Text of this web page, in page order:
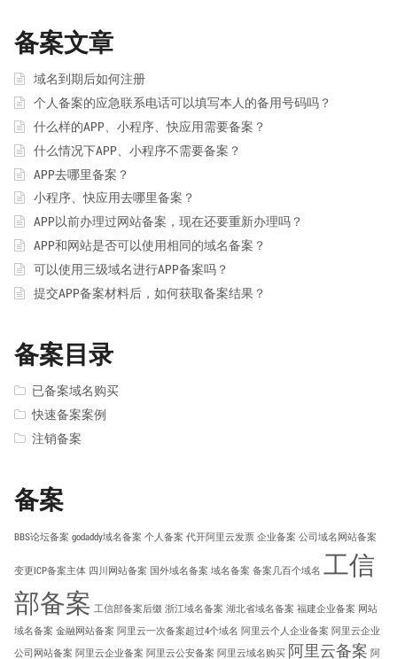
备案文章
域名到期后如何注册
个人备案的应急联系电话可以填写本人的备用号码吗？
什么样的APP、小程序、快应用需要备案？
什么情况下APP、小程序不需要备案？
APP去哪里备案？
小程序、快应用去哪里备案？
APP以前办理过网站备案，现在还要重新办理吗？
APP和网站是否可以使用相同的域名备案？
可以使用三级域名进行APP备案吗？
提交APP备案材料后，如何获取备案结果？
备案目录
已备案域名购买
快速备案案例
注销备案
备案
BBS论坛备案 godaddy域名备案 个人备案 代开阿里云发票 企业备案 公司域名网站备案
变更ICP备案主体 四川网站备案 国外域名备案 域名备案 备案几百个域名 工信
部备案 工信部备案后缀 浙江域名备案 湖北省域名备案 福建企业备案 网站
域名备案 金融网站备案 阿里云一次备案超过4个域名 阿里云个人企业备案 阿里云企业
公司网站备案 阿里云企业备案 阿里云公安备案 阿里云域名购买 阿里云备案 阿